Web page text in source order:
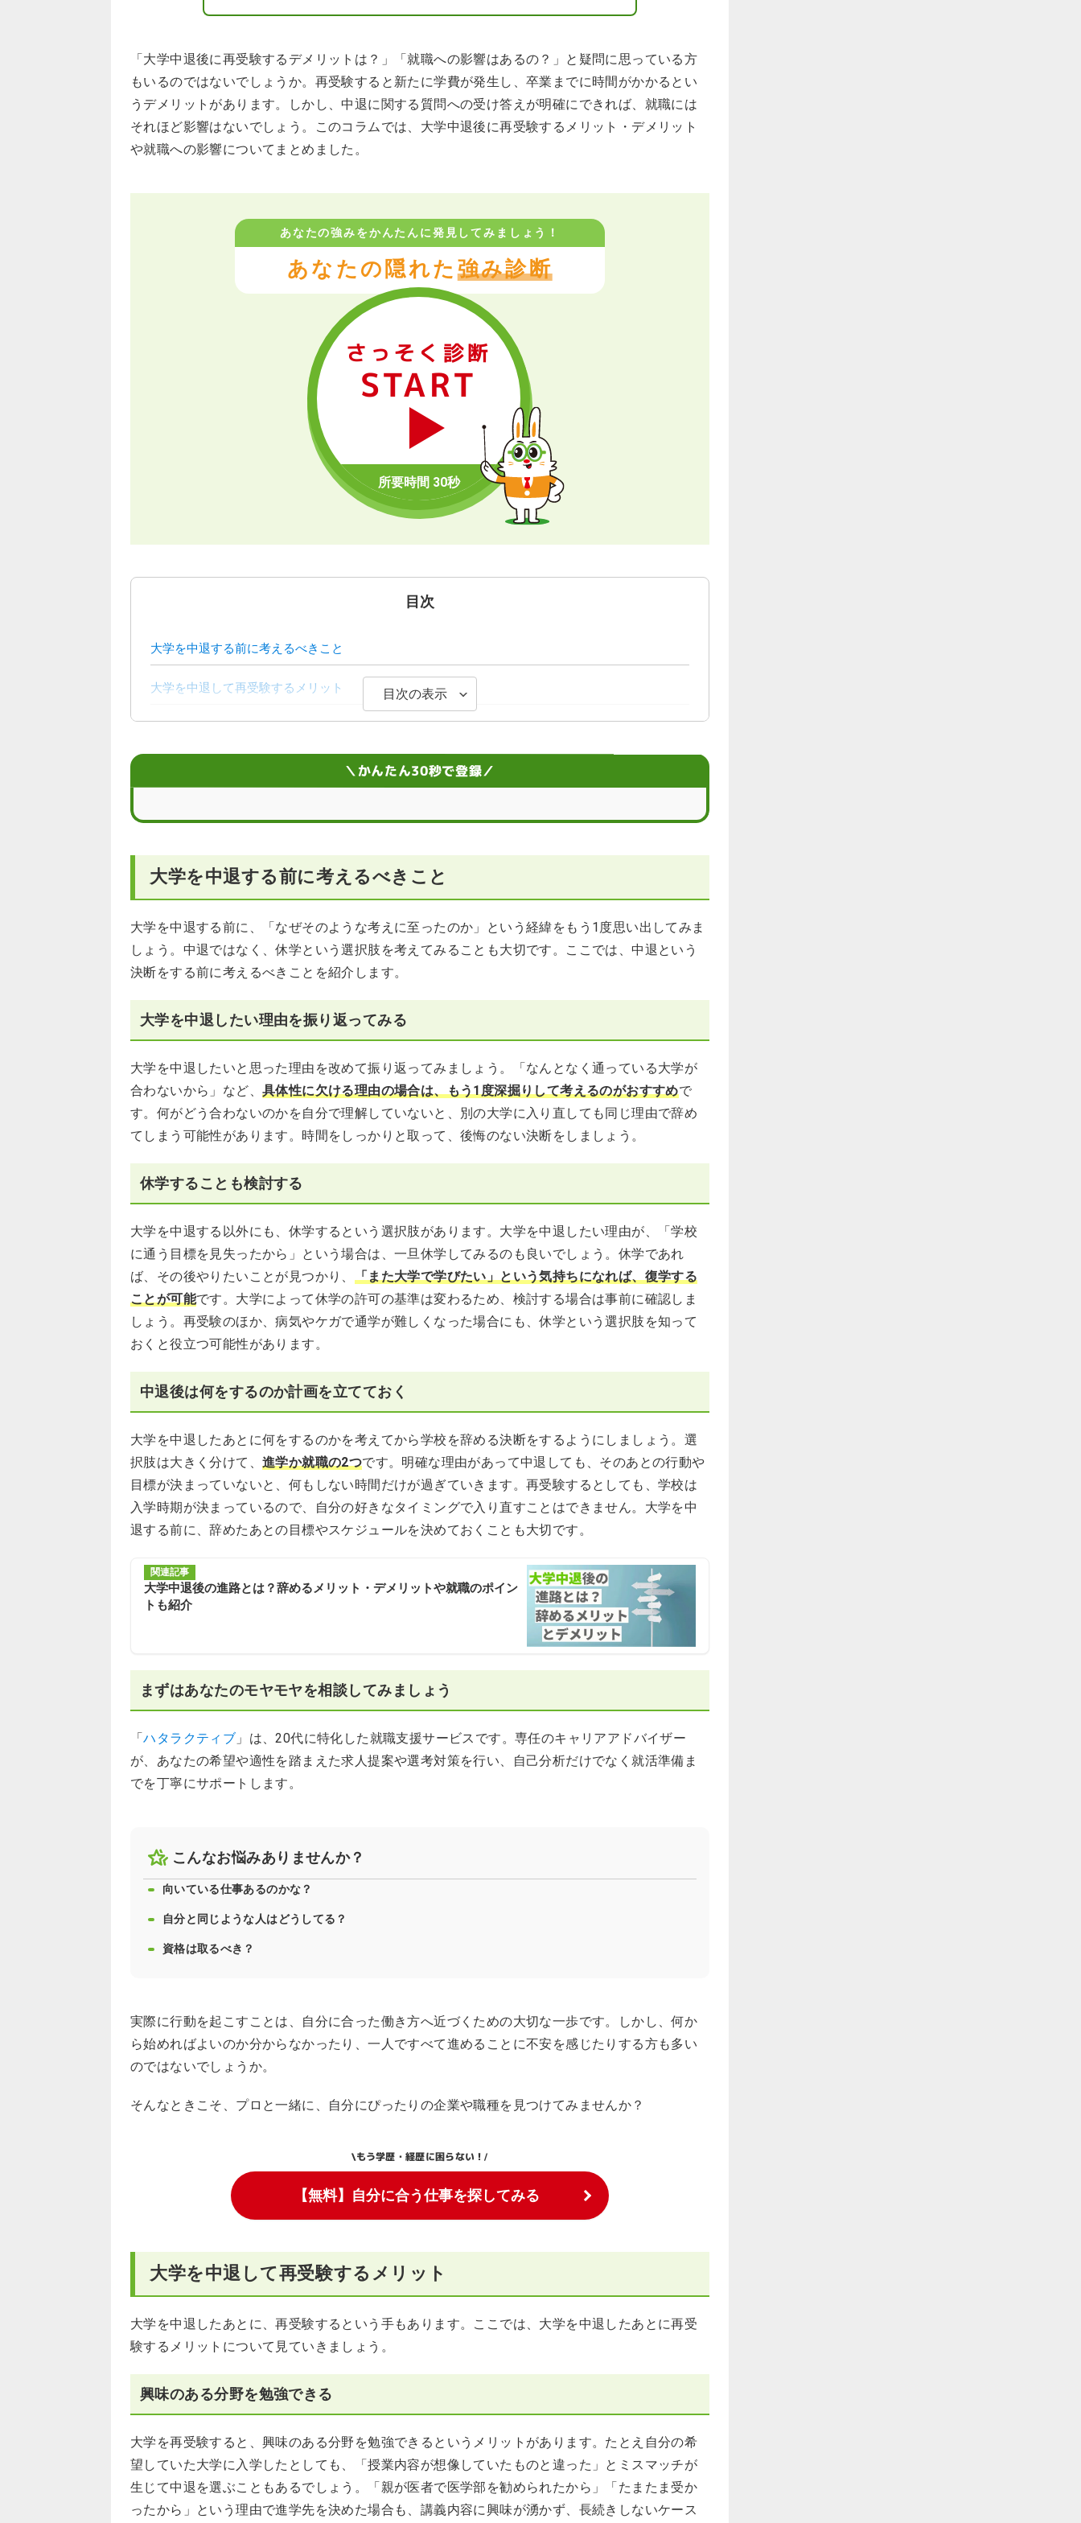
「大学中退後に再受験するデメリットは？」「就職への影響はあるの？」と疑問に思っている方
もいるのではないでしょうか。再受験すると新たに学費が発生し、卒業までに時間がかかるとい
うデメリットがあります。しかし、中退に関する質問への受け答えが明確にできれば、就職には
それほど影響はないでしょう。このコラムでは、大学中退後に再受験するメリット・デメリット
や就職への影響についてまとめました。
あなたの強みをかんたんに発見してみましょう！
あなたの隠れた強み診断
さっそく診断
START
目次
大学を中退する前に考えるべきこと
大学を中退して再受験するメリット
大学を中退し、再受験を考えるときのポイント
目次の表示
＼かんたん30秒で登録／
大学を中退する前に考えるべきこと
大学を中退する前に、「なぜそのような考えに至ったのか」という経緯をもう1度思い出してみま
しょう。中退ではなく、休学という選択肢を考えてみることも大切です。ここでは、中退という
決断をする前に考えるべきことを紹介します。
大学を中退したい理由を振り返ってみる
大学を中退したいと思った理由を改めて振り返ってみましょう。「なんとなく通っている大学が
合わないから」など、 具体性に欠ける理由の場合は、もう1度深掘りして考えるのがおすすめで
す。何がどう合わないのかを自分で理解していないと、別の大学に入り直しても同じ理由で辞め
てしまう可能性があります。時間をしっかりと取って、後悔のない決断をしましょう。
休学することも検討する
大学を中退する以外にも、休学するという選択肢があります。大学を中退したい理由が、「学校
に通う目標を見失ったから」という場合は、一旦休学してみるのも良いでしょう。休学であれ
ば、その後やりたいことが見つかり、 「また大学で学びたい」という気持ちになれば、復学する
ことが可能です。大学によって休学の許可の基準は変わるため、検討する場合は事前に確認しま
しょう。再受験のほか、病気やケガで通学が難しくなった場合にも、休学という選択肢を知って
おくと役立つ可能性があります。
中退後は何をするのか計画を立てておく
大学を中退したあとに何をするのかを考えてから学校を辞める決断をするようにしましょう。選
択肢は大きく分けて、 進学か就職の2つです。明確な理由があって中退しても、そのあとの行動や
目標が決まっていないと、何もしない時間だけが過ぎていきます。再受験するとしても、学校は
入学時期が決まっているので、自分の好きなタイミングで入り直すことはできません。大学を中
退する前に、辞めたあとの目標やスケジュールを決めておくことも大切です。
関連記事
大学中退後の進路とは？辞めるメリット・デメリットや就職のポイン
トも紹介
まずはあなたのモヤモヤを相談してみましょう
「ハタラクティブ 」は、20代に特化した就職支援サービスです。専任のキャリアアドバイザー
が、あなたの希望や適性を踏まえた求人提案や選考対策を行い、自己分析だけでなく就活準備ま
でを丁寧にサポートします。
こんなお悩みありませんか？
向いている仕事あるのかな？
自分と同じような人はどうしてる？
資格は取るべき？
実際に行動を起こすことは、自分に合った働き方へ近づくための大切な一歩です。しかし、何か
ら始めればよいのか分からなかったり、一人ですべて進めることに不安を感じたりする方も多い
のではないでしょうか。
そんなときこそ、プロと一緒に、自分にぴったりの企業や職種を見つけてみませんか？
\もう学歴・経歴に困らない！/
【無料】自分に合う仕事を探してみる
大学を中退して再受験するメリット
大学を中退したあとに、再受験するという手もあります。ここでは、大学を中退したあとに再受
験するメリットについて見ていきましょう。
興味のある分野を勉強できる
大学を再受験すると、興味のある分野を勉強できるというメリットがあります。たとえ自分の希
望していた大学に入学したとしても、「授業内容が想像していたものと違った」とミスマッチが
生じて中退を選ぶこともあるでしょう。「親が医者で医学部を勧められたから」「たまたま受か
ったから」という理由で進学先を決めた場合も、講義内容に興味が湧かず、長続きしないケース